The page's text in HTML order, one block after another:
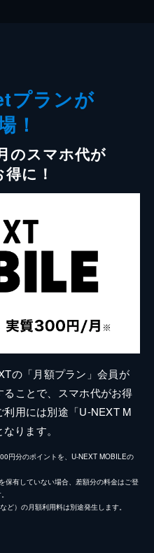
プランが
！
のスマホ代が
に！
の「月額プラン」会員が
ことで、スマホ代がお得
用には別途「U-NEXT M
ります。
円分のポイントを、U-NEXT MOBILEの
保有していない場合、差額分の料金はご登
）の月額利用料は別途発生します。